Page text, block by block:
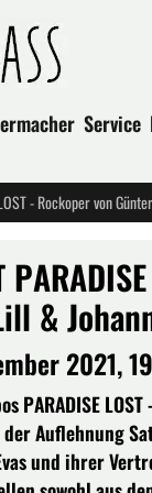
Service
&
2021,
LOST
Auflehnung
und ihrer